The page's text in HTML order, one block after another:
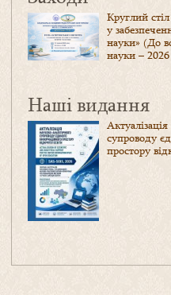
Круглий стіл
у
науки» (До
науки –
Наші видання
супроводу
простору